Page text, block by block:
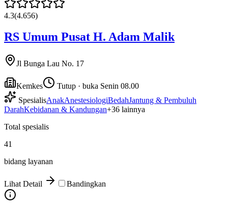
4.3(4.656)
RS Umum Pusat H. Adam Malik
Jl Bunga Lau No. 17
Kemkes
Tutup · buka Senin 08.00
SpesialisAnakAnestesiologiBedahJantung & Pembuluh
DarahKebidanan & Kandungan+36 lainnya
Total spesialis
41
bidang layanan
Lihat Detail Bandingkan